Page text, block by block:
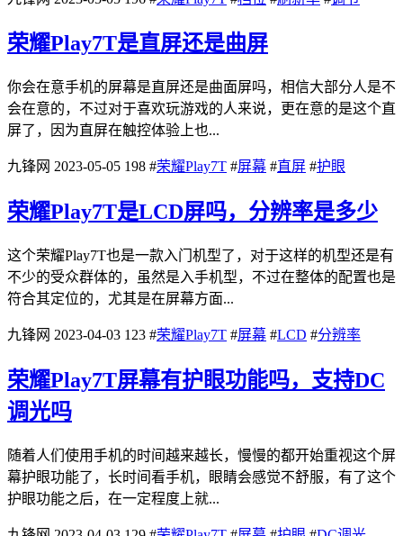
荣耀Play7T是直屏还是曲屏
你会在意手机的屏幕是直屏还是曲面屏吗，相信大部分人是不
会在意的，不过对于喜欢玩游戏的人来说，更在意的是这个直
屏了，因为直屏在触控体验上也...
九锋网 2023-05-05 198 #荣耀Play7T #屏幕 #直屏 #护眼
荣耀Play7T是LCD屏吗，分辨率是多少
这个荣耀Play7T也是一款入门机型了，对于这样的机型还是有
不少的受众群体的，虽然是入手机型，不过在整体的配置也是
符合其定位的，尤其是在屏幕方面...
九锋网 2023-04-03 123 #荣耀Play7T #屏幕 #LCD #分辨率
荣耀Play7T屏幕有护眼功能吗，支持DC
调光吗
随着人们使用手机的时间越来越长，慢慢的都开始重视这个屏
幕护眼功能了，长时间看手机，眼睛会感觉不舒服，有了这个
护眼功能之后，在一定程度上就...